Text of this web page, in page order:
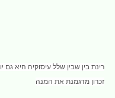
רינת בין שבין שלל עיסוקיה היא גם
זכרון מדגמנת את המנה